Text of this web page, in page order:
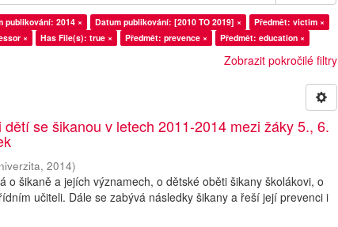
publikování: 2014 × Datum publikování: [2010 TO 2019] ×
Předmět: victim ×
× Has File(s): true × Předmět: prevence × Předmět: education ×
Zobrazit pokročilé filtry
se šikanou v letech 2011-2014 mezi žáky 5., 6.
,2014)
o šikaně a jejích významech, o dětské oběti šikany školákovi, o
učiteli. Dále se zabývá následky šikany a řeší její prevenci i